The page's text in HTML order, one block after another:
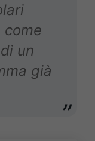
come
un
già